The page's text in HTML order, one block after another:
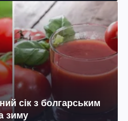
сік з болгарським
зиму